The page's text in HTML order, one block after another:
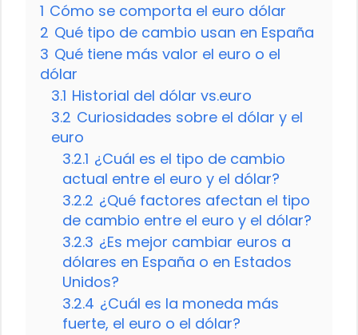
1 Cómo se comporta el euro dólar
2 Qué tipo de cambio usan en España
3 Qué tiene más valor el euro o el
dólar
3.1 Historial del dólar vs.euro
3.2 Curiosidades sobre el dólar y el
euro
3.2.1 ¿Cuál es el tipo de cambio
actual entre el euro y el dólar?
3.2.2 ¿Qué factores afectan el tipo
de cambio entre el euro y el dólar?
3.2.3 ¿Es mejor cambiar euros a
dólares en España o en Estados
Unidos?
3.2.4 ¿Cuál es la moneda más
fuerte, el euro o el dólar?